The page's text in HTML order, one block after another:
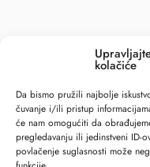
kolačiće
Da bismo pružili najbolje
čuvanje i/ili pristup
će nam omogućiti da
pregledavanju ili jedinstveni ID-
povlačenje suglasnosti može